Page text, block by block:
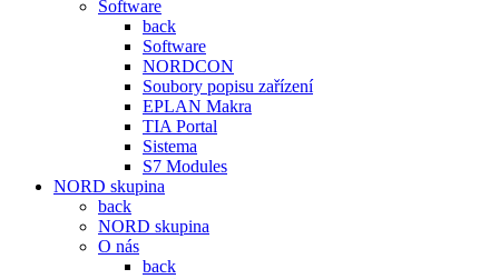
Software
back
Software
NORDCON
Soubory popisu zařízení
EPLAN Makra
TIA Portal
Sistema
S7 Modules
NORD skupina
back
NORD skupina
O nás
back